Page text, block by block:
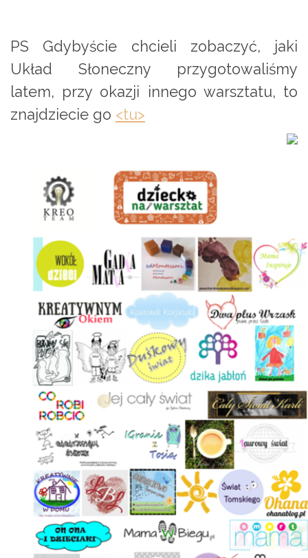
PS Gdybyście chcieli zobaczyć, jaki
Układ Słoneczny przygotowaliśmy
latem, przy okazji innego warsztatu, to
znajdziecie go <tu>